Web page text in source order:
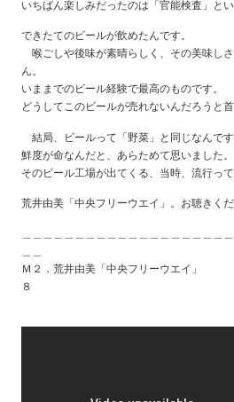
いちばん楽しみだったのは「官能検査」とい
できたてのビールが飲めたんです。
喉ごしや後味が素晴らしく、その美味し
ん。
いままでのビール経験で最高のものです。
どうしてこのビールが売れないんだろうと首
結局、ビールって「野菜」と同じなんです
鮮度が命なんだと、あらためて思いました。
そのビール工場が出てくる、当時、流行って
荒井由美「中央フリーウエイ」。お聴きくだ
Ｍ２．荒井由美「中央フリ
８